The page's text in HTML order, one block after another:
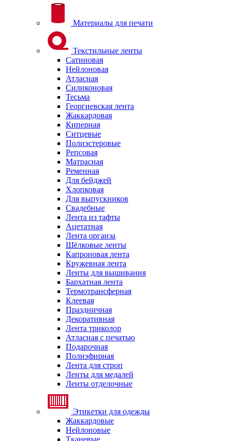
Материалы для печати
Текстильные ленты
Сатиновая
Нейлоновая
Атласная
Силиконовая
Тесьма
Георгиевская лента
Жаккардовая
Киперная
Ситцевые
Полиэстеровые
Репсовая
Матрасная
Ременная
Для бейджей
Хлопковая
Для выпускников
Свадебные
Лента из тафты
Ацетатная
Лента органза
Шёлковые ленты
Капроновая лента
Кружевная лента
Ленты для вышивания
Бархатная лента
Термотрансферная
Клеевая
Праздничная
Декоративная
Лента триколор
Атласная с печатью
Подарочная
Полиэфирная
Лента для строп
Ленты для медалей
Ленты отделочные
Этикетки для одежды
Жаккардовые
Нейлоновые
Тканевые